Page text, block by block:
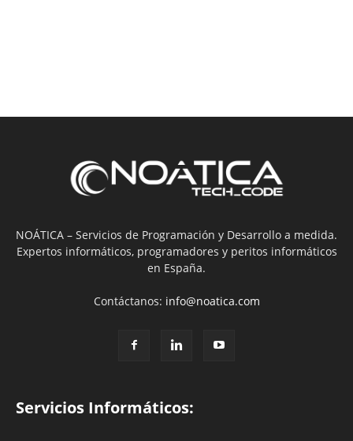
NOÁTICA – Servicios de Programación y Desarrollo a medida.
Expertos informáticos, programadores y peritos informáticos
en España.
Contáctanos: info@noatica.com
Servicios Informáticos: